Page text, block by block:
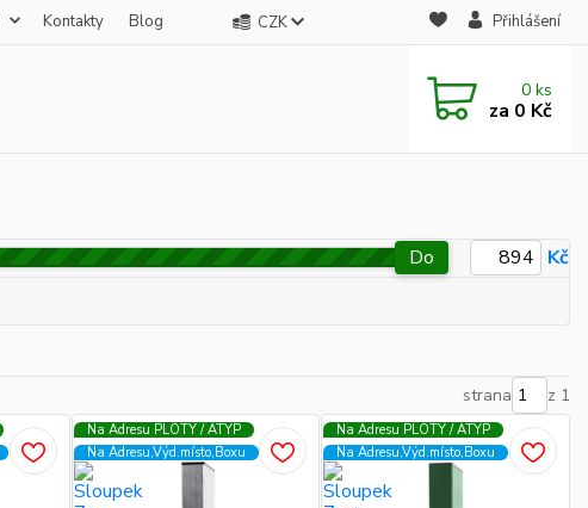
Kontakty Blog CZK Přihlášení
0 ks
za 0 Kč
Do Kč
strana z 1
Na Adresu PLOTY / ATYP
Na Adresu,Výd.místo,Boxu
Na Adresu PLOTY / ATYP
Na Adresu,Výd.místo,Boxu